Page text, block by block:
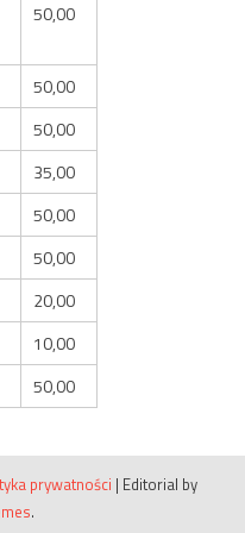
50,00
50,00
50,00
35,00
50,00
50,00
20,00
10,00
50,00
prywatności | Editorial by
.